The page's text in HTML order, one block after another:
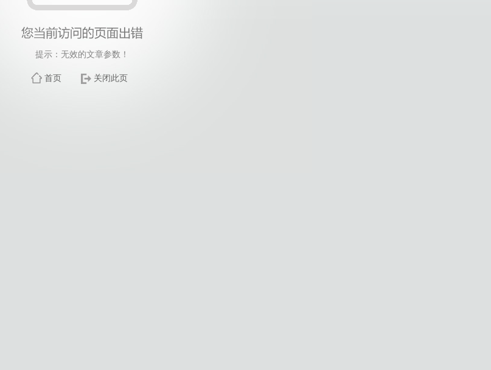
提示：无效的文章参数！
首页 关闭此页